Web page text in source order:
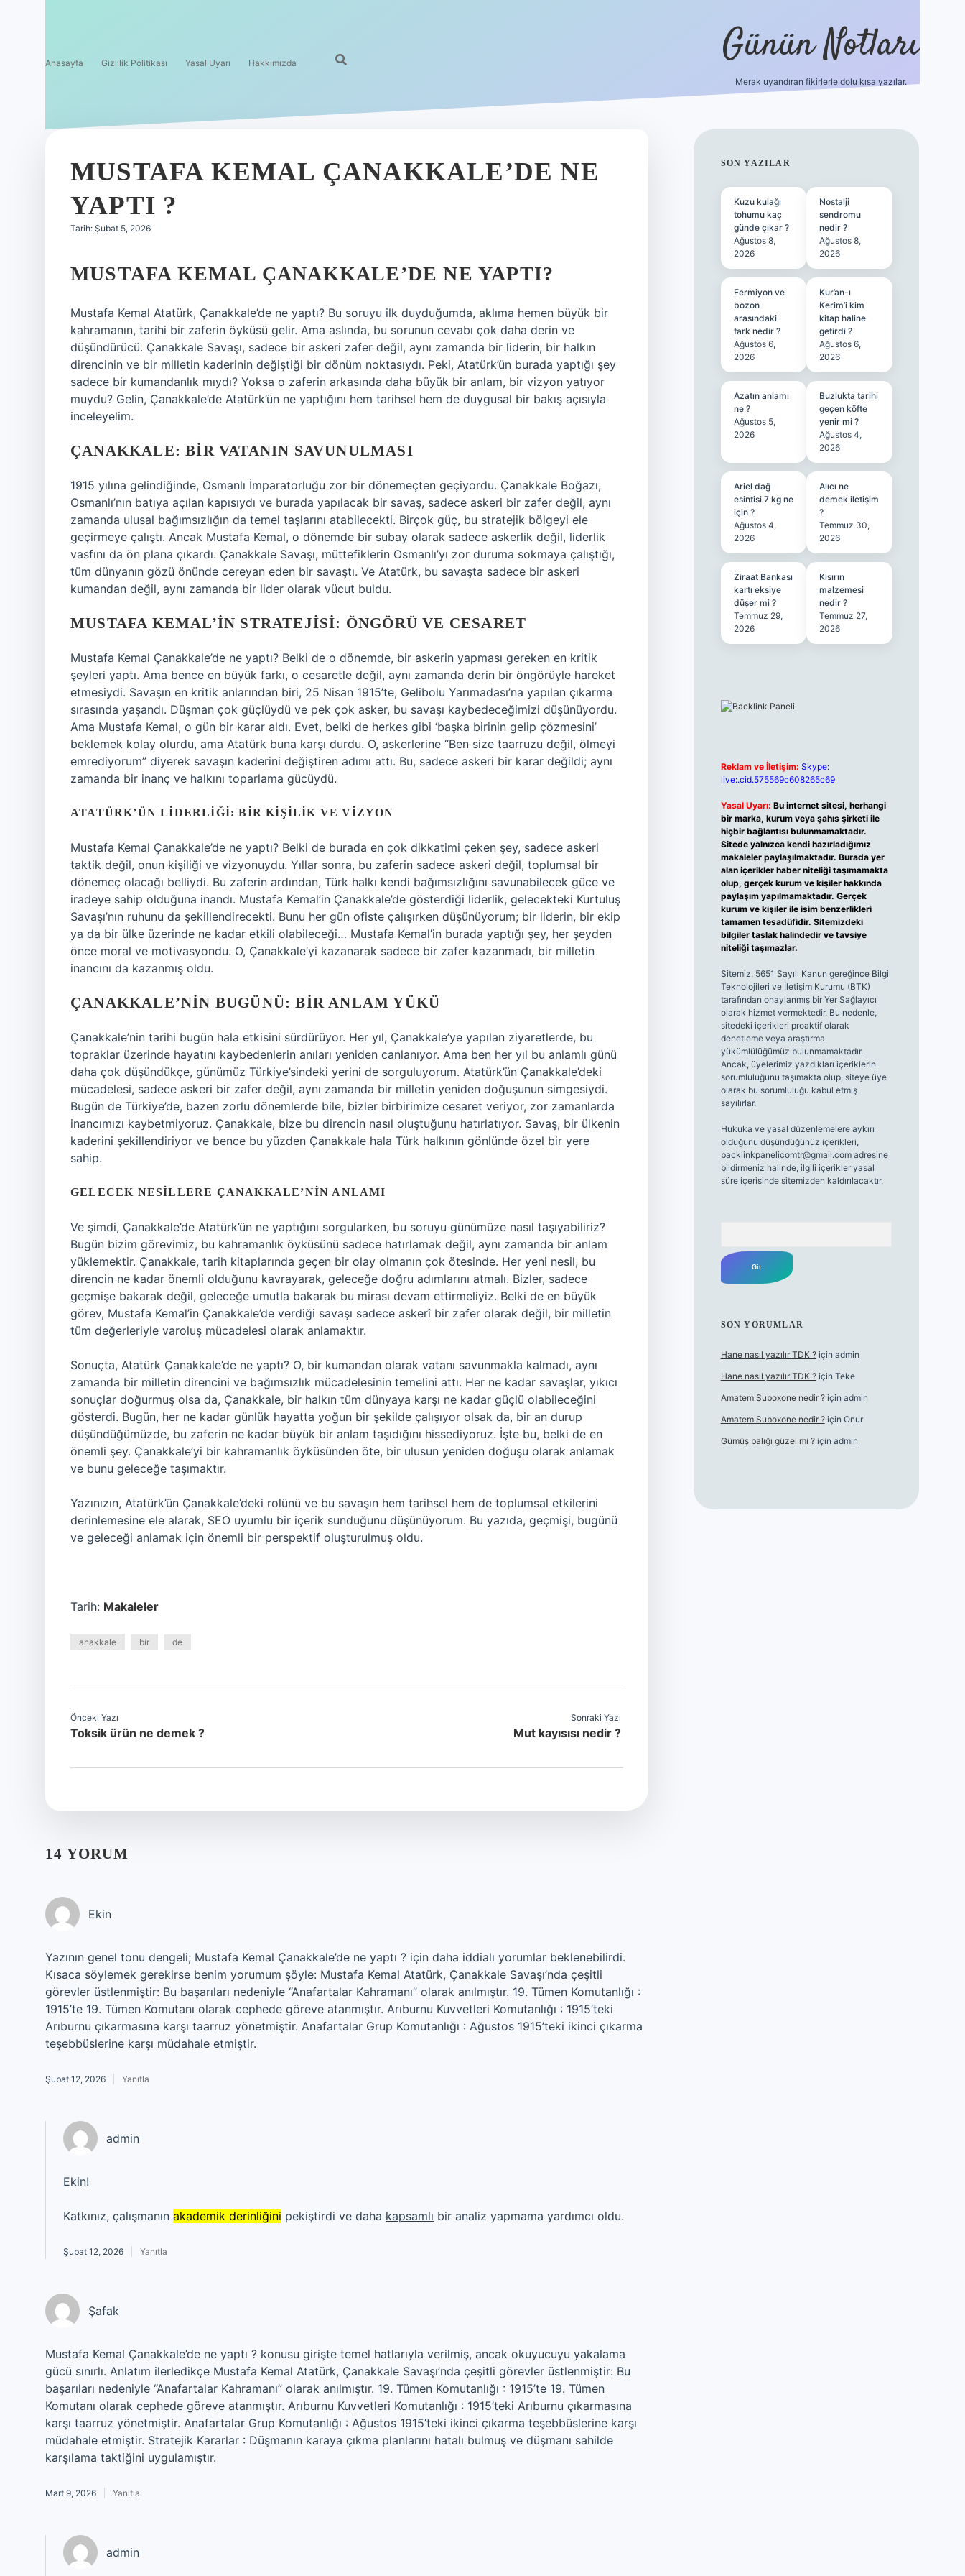
Anasayfa Gizlilik Politikası Yasal Uyarı Hakkımızda Günün Notları
Merak uyandıran fikirlerle dolu kısa yazılar.
MUSTAFA KEMAL ÇANAKKALE’DE NE
YAPTI ?
Tarih: Şubat 5, 2026
MUSTAFA KEMAL ÇANAKKALE’DE NE YAPTI?
Mustafa Kemal Atatürk, Çanakkale’de ne yaptı? Bu soruyu ilk duyduğumda, aklıma hemen büyük bir
kahramanın, tarihi bir zaferin öyküsü gelir. Ama aslında, bu sorunun cevabı çok daha derin ve
düşündürücü. Çanakkale Savaşı, sadece bir askeri zafer değil, aynı zamanda bir liderin, bir halkın
direncinin ve bir milletin kaderinin değiştiği bir dönüm noktasıydı. Peki, Atatürk’ün burada yaptığı şey
sadece bir kumandanlık mıydı? Yoksa o zaferin arkasında daha büyük bir anlam, bir vizyon yatıyor
muydu? Gelin, Çanakkale’de Atatürk’ün ne yaptığını hem tarihsel hem de duygusal bir bakış açısıyla
inceleyelim.
ÇANAKKALE: BIR VATANIN SAVUNULMASI
1915 yılına gelindiğinde, Osmanlı İmparatorluğu zor bir dönemeçten geçiyordu. Çanakkale Boğazı,
Osmanlı’nın batıya açılan kapısıydı ve burada yapılacak bir savaş, sadece askeri bir zafer değil, aynı
zamanda ulusal bağımsızlığın da temel taşlarını atabilecekti. Birçok güç, bu stratejik bölgeyi ele
geçirmeye çalıştı. Ancak Mustafa Kemal, o dönemde bir subay olarak sadece askerlik değil, liderlik
vasfını da ön plana çıkardı. Çanakkale Savaşı, müttefiklerin Osmanlı’yı zor duruma sokmaya çalıştığı,
tüm dünyanın gözü önünde cereyan eden bir savaştı. Ve Atatürk, bu savaşta sadece bir askeri
kumandan değil, aynı zamanda bir lider olarak vücut buldu.
MUSTAFA KEMAL’IN STRATEJISI: ÖNGÖRÜ VE CESARET
Mustafa Kemal Çanakkale’de ne yaptı? Belki de o dönemde, bir askerin yapması gereken en kritik
şeyleri yaptı. Ama bence en büyük farkı, o cesaretle değil, aynı zamanda derin bir öngörüyle hareket
etmesiydi. Savaşın en kritik anlarından biri, 25 Nisan 1915’te, Gelibolu Yarımadası’na yapılan çıkarma
sırasında yaşandı. Düşman çok güçlüydü ve pek çok asker, bu savaşı kaybedeceğimizi düşünüyordu.
Ama Mustafa Kemal, o gün bir karar aldı. Evet, belki de herkes gibi ‘başka birinin gelip çözmesini’
beklemek kolay olurdu, ama Atatürk buna karşı durdu. O, askerlerine “Ben size taarruzu değil, ölmeyi
emrediyorum” diyerek savaşın kaderini değiştiren adımı attı. Bu, sadece askeri bir karar değildi; aynı
zamanda bir inanç ve halkını toparlama gücüydü.
ATATÜRK’ÜN LIDERLIĞI: BIR KIŞILIK VE VIZYON
Mustafa Kemal Çanakkale’de ne yaptı? Belki de burada en çok dikkatimi çeken şey, sadece askeri
taktik değil, onun kişiliği ve vizyonuydu. Yıllar sonra, bu zaferin sadece askeri değil, toplumsal bir
dönemeç olacağı belliydi. Bu zaferin ardından, Türk halkı kendi bağımsızlığını savunabilecek güce ve
iradeye sahip olduğuna inandı. Mustafa Kemal’in Çanakkale’de gösterdiği liderlik, gelecekteki Kurtuluş
Savaşı’nın ruhunu da şekillendirecekti. Bunu her gün ofiste çalışırken düşünüyorum; bir liderin, bir ekip
ya da bir ülke üzerinde ne kadar etkili olabileceği… Mustafa Kemal’in burada yaptığı şey, her şeyden
önce moral ve motivasyondu. O, Çanakkale’yi kazanarak sadece bir zafer kazanmadı, bir milletin
inancını da kazanmış oldu.
ÇANAKKALE’NIN BUGÜNÜ: BIR ANLAM YÜKÜ
Çanakkale’nin tarihi bugün hala etkisini sürdürüyor. Her yıl, Çanakkale’ye yapılan ziyaretlerde, bu
topraklar üzerinde hayatını kaybedenlerin anıları yeniden canlanıyor. Ama ben her yıl bu anlamlı günü
daha çok düşündükçe, günümüz Türkiye’sindeki yerini de sorguluyorum. Atatürk’ün Çanakkale’deki
mücadelesi, sadece askeri bir zafer değil, aynı zamanda bir milletin yeniden doğuşunun simgesiydi.
Bugün de Türkiye’de, bazen zorlu dönemlerde bile, bizler birbirimize cesaret veriyor, zor zamanlarda
inancımızı kaybetmiyoruz. Çanakkale, bize bu direncin nasıl oluştuğunu hatırlatıyor. Savaş, bir ülkenin
kaderini şekillendiriyor ve bence bu yüzden Çanakkale hala Türk halkının gönlünde özel bir yere
sahip.
GELECEK NESILLERE ÇANAKKALE’NIN ANLAMI
Ve şimdi, Çanakkale’de Atatürk’ün ne yaptığını sorgularken, bu soruyu günümüze nasıl taşıyabiliriz?
Bugün bizim görevimiz, bu kahramanlık öyküsünü sadece hatırlamak değil, aynı zamanda bir anlam
yüklemektir. Çanakkale, tarih kitaplarında geçen bir olay olmanın çok ötesinde. Her yeni nesil, bu
direncin ne kadar önemli olduğunu kavrayarak, geleceğe doğru adımlarını atmalı. Bizler, sadece
geçmişe bakarak değil, geleceğe umutla bakarak bu mirası devam ettirmeliyiz. Belki de en büyük
görev, Mustafa Kemal’in Çanakkale’de verdiği savaşı sadece askerî bir zafer olarak değil, bir milletin
tüm değerleriyle varoluş mücadelesi olarak anlamaktır.
Sonuçta, Atatürk Çanakkale’de ne yaptı? O, bir kumandan olarak vatanı savunmakla kalmadı, aynı
zamanda bir milletin direncini ve bağımsızlık mücadelesinin temelini attı. Her ne kadar savaşlar, yıkıcı
sonuçlar doğurmuş olsa da, Çanakkale, bir halkın tüm dünyaya karşı ne kadar güçlü olabileceğini
gösterdi. Bugün, her ne kadar günlük hayatta yoğun bir şekilde çalışıyor olsak da, bir an durup
düşündüğümüzde, bu zaferin ne kadar büyük bir anlam taşıdığını hissediyoruz. İşte bu, belki de en
önemli şey. Çanakkale’yi bir kahramanlık öyküsünden öte, bir ulusun yeniden doğuşu olarak anlamak
ve bunu geleceğe taşımaktır.
Yazınızın, Atatürk’ün Çanakkale’deki rolünü ve bu savaşın hem tarihsel hem de toplumsal etkilerini
derinlemesine ele alarak, SEO uyumlu bir içerik sunduğunu düşünüyorum. Bu yazıda, geçmişi, bugünü
ve geleceği anlamak için önemli bir perspektif oluşturulmuş oldu.
Tarih: Makaleler
anakkale bir de
Önceki Yazı
Toksik ürün ne demek ?
Sonraki Yazı
Mut kayısısı nedir ?
14 YORUM
Ekin
Yazının genel tonu dengeli; Mustafa Kemal Çanakkale’de ne yaptı ? için daha iddialı yorumlar beklenebilirdi.
Kısaca söylemek gerekirse benim yorumum şöyle: Mustafa Kemal Atatürk, Çanakkale Savaşı’nda çeşitli
görevler üstlenmiştir: Bu başarıları nedeniyle “Anafartalar Kahramanı” olarak anılmıştır. 19. Tümen Komutanlığı :
1915’te 19. Tümen Komutanı olarak cephede göreve atanmıştır. Arıburnu Kuvvetleri Komutanlığı : 1915’teki
Arıburnu çıkarmasına karşı taarruz yönetmiştir. Anafartalar Grup Komutanlığı : Ağustos 1915’teki ikinci çıkarma
teşebbüslerine karşı müdahale etmiştir.
Şubat 12, 2026 Yanıtla
admin
Ekin!
Katkınız, çalışmanın akademik derinliğini pekiştirdi ve daha kapsamlı bir analiz yapmama yardımcı oldu.
Şubat 12, 2026 Yanıtla
Şafak
Mustafa Kemal Çanakkale’de ne yaptı ? konusu girişte temel hatlarıyla verilmiş, ancak okuyucuyu yakalama
gücü sınırlı. Anlatım ilerledikçe Mustafa Kemal Atatürk, Çanakkale Savaşı’nda çeşitli görevler üstlenmiştir: Bu
başarıları nedeniyle “Anafartalar Kahramanı” olarak anılmıştır. 19. Tümen Komutanlığı : 1915’te 19. Tümen
Komutanı olarak cephede göreve atanmıştır. Arıburnu Kuvvetleri Komutanlığı : 1915’teki Arıburnu çıkarmasına
karşı taarruz yönetmiştir. Anafartalar Grup Komutanlığı : Ağustos 1915’teki ikinci çıkarma teşebbüslerine karşı
müdahale etmiştir. Stratejik Kararlar : Düşmanın karaya çıkma planlarını hatalı bulmuş ve düşmanı sahilde
karşılama taktiğini uygulamıştır.
Mart 9, 2026 Yanıtla
admin
SIDEBAR
SON YAZILAR
Kuzu kulağı
tohumu kaç
günde çıkar ?
Ağustos 8,
2026
Nostalji
sendromu
nedir ?
Ağustos 8,
2026
Fermiyon ve
bozon
arasındaki
fark nedir ?
Ağustos 6,
2026
Kur’an-ı
Kerim’i kim
kitap haline
getirdi ?
Ağustos 6,
2026
Azatın anlamı
ne ?
Ağustos 5,
2026
Buzlukta tarihi
geçen köfte
yenir mi ?
Ağustos 4,
2026
Ariel dağ
esintisi 7 kg ne
için ?
Ağustos 4,
2026
Alıcı ne
demek iletişim
?
Temmuz 30,
2026
Ziraat Bankası
kartı eksiye
düşer mi ?
Temmuz 29,
2026
Kısırın
malzemesi
nedir ?
Temmuz 27,
2026
Reklam ve İletişim: Skype:
live:.cid.575569c608265c69
Yasal Uyarı: Bu internet sitesi, herhangi
bir marka, kurum veya şahıs şirketi ile
hiçbir bağlantısı bulunmamaktadır.
Sitede yalnızca kendi hazırladığımız
makaleler paylaşılmaktadır. Burada yer
alan içerikler haber niteliği taşımamakta
olup, gerçek kurum ve kişiler hakkında
paylaşım yapılmamaktadır. Gerçek
kurum ve kişiler ile isim benzerlikleri
tamamen tesadüfidir. Sitemizdeki
bilgiler taslak halindedir ve tavsiye
niteliği taşımazlar.
Sitemiz, 5651 Sayılı Kanun gereğince Bilgi
Teknolojileri ve İletişim Kurumu (BTK)
tarafından onaylanmış bir Yer Sağlayıcı
olarak hizmet vermektedir. Bu nedenle,
sitedeki içerikleri proaktif olarak
denetleme veya araştırma
yükümlülüğümüz bulunmamaktadır.
Ancak, üyelerimiz yazdıkları içeriklerin
sorumluluğunu taşımakta olup, siteye üye
olarak bu sorumluluğu kabul etmiş
sayılırlar.
Hukuka ve yasal düzenlemelere aykırı
olduğunu düşündüğünüz içerikleri,
backlinkpanelicomtr@gmail.comadresine
bildirmeniz halinde, ilgili içerikler yasal
süre içerisinde sitemizden kaldırılacaktır.
SON YORUMLAR
Hane nasıl yazılır TDK ?için admin
Hane nasıl yazılır TDK ?için Teke
Amatem Suboxone nedir ?için admin
Amatem Suboxone nedir ?için Onur
Gümüş balığı güzel mi ?için admin
https://